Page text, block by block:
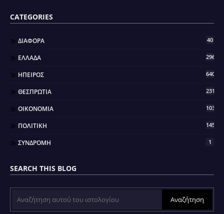
CATEGORIES
ΔΙΑΦΟΡΑ 40
ΕΛΛΑΔΑ 296
ΗΠΕΙΡΟΣ 640
ΘΕΣΠΡΩΤΙΑ 2317
ΟΙΚΟΝΟΜΙΑ 103
ΠΟΛΙΤΙΚΗ 145
ΣΥΝΔΡΟΜΗ 1
SEARCH THIS BLOG